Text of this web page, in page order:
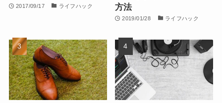
2017/09/17 ライフハック
方法
2019/01/28 ライフハック